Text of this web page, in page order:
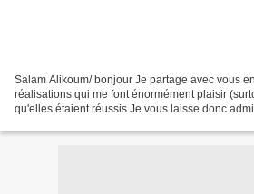
Salam Alikoum/ bonjour Je partage avec vous
réalisations qui me font énormément plaisir
qu'elles étaient réussis Je vous laisse donc